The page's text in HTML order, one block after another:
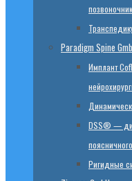
Paradigm Spine
Имплант
DSS® —
Ригидные